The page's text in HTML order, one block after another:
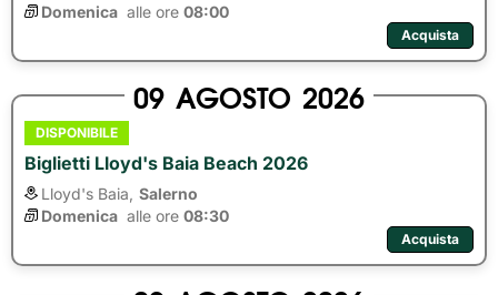
Domenica alle ore 08:00
Acquista
09 AGOSTO 2026
DISPONIBILE
Biglietti Lloyd's Baia Beach 2026
Lloyd's Baia, Salerno
Domenica alle ore 08:30
Acquista